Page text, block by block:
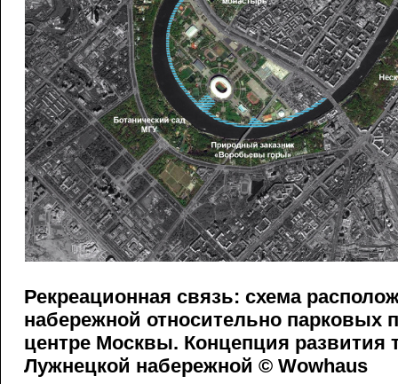
Рекреационная связь: схема
набережной относительно парковых
центре Москвы. Концепция развития
Лужнецкой набережной © Wowhaus